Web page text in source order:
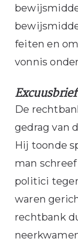
feiten en
vonnis
De
gedrag van
Hij toonde
man
politici
waren
rechtbank